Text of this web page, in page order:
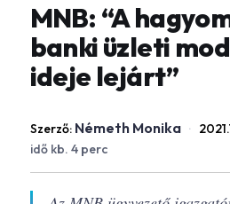
MNB: “A
banki üzleti
ideje lejárt”
Szerző: Németh Monika ·
idő kb. 4 perc